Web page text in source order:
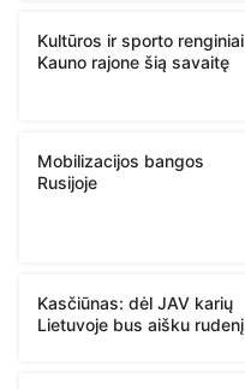
Kultūros ir sporto renginiai
Kauno rajone šią savaitę
Mobilizacijos bangos
Rusijoje
Kasčiūnas: dėl JAV karių
Lietuvoje bus aišku rudenį